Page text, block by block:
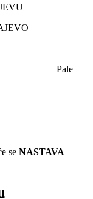
Pale
se NASTAVA